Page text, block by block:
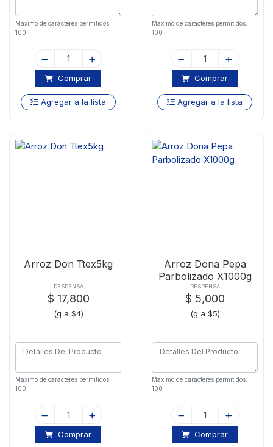
Maximo de caracteres permitidos:
100
Comprar
Agregar a la lista
Maximo de caracteres permitidos:
100
Comprar
Agregar a la lista
Arroz Don Ttex5kg
DESPENSA
$ 17,800
(g a $4)
Maximo de caracteres permitidos:
100
Comprar
Arroz Dona Pepa
Parbolizado X1000g
DESPENSA
$ 5,000
(g a $5)
Maximo de caracteres permitidos:
100
Comprar